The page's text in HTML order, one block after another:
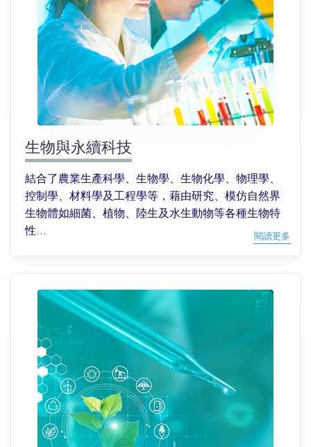
生物與永續科技
結合了農業生產科學、生物學、生物化學、物理學、
控制學、材料學及工程學等，藉由研究、模仿自然界
生物體如細菌、植物、陸生及水生動物等各種生物特
性...
閱讀更多